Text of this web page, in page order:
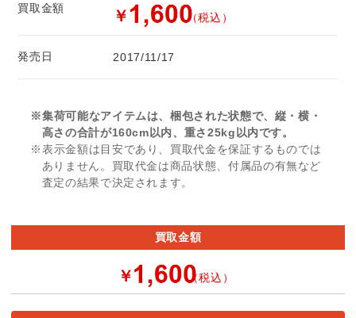
買取金額 ￥ （税込）
発売日 2017/11/17
※集荷可能なアイテムは、梱包された状態で、縦・横・
高さの合計が160cm以内、重さ25kg以内です。
※表示金額は目安であり、買取代金を保証するものでは
ありません。買取代金は商品状態、付属品の有無など
査定の結果で決定されます。
買取金額
￥ （税込）